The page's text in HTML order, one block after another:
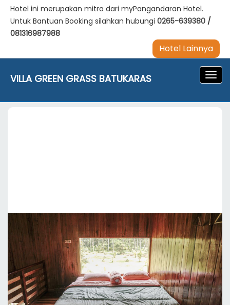
Hotel ini merupakan mitra dari myPangandaran Hotel.
Untuk Bantuan Booking silahkan hubungi 0265-639380 /
081316987988
Hotel Lainnya
VILLA GREEN GRASS BATUKARAS